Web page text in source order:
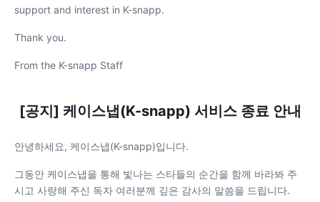
support and interest in K-snapp.
Thank you.
From the K-snapp Staff
[공지] 케이스냅(K-snapp) 서비스 종료 안내
안녕하세요, 케이스냅(K-snapp)입니다.
그동안 케이스냅을 통해 빛나는 스타들의 순간을 함께 바라봐 주
시고 사랑해 주신 독자 여러분께 깊은 감사의 말씀을 드립니다.